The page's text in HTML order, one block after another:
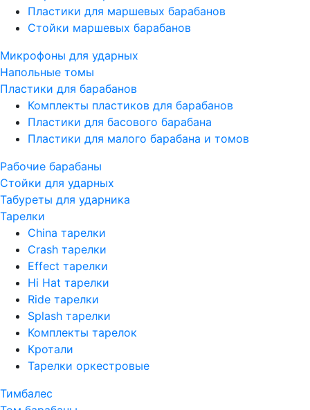
Пластики для маршевых барабанов
Стойки маршевых барабанов
Микрофоны для ударных
Напольные томы
Пластики для барабанов
Комплекты пластиков для барабанов
Пластики для басового барабана
Пластики для малого барабана и томов
Рабочие барабаны
Стойки для ударных
Табуреты для ударника
Тарелки
China тарелки
Crash тарелки
Effect тарелки
Hi Hat тарелки
Ride тарелки
Splash тарелки
Комплекты тарелок
Кротали
Тарелки оркестровые
Тимбалес